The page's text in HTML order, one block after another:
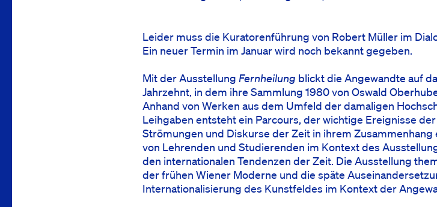
Leider muss die Kuratorenführung von Robert Müller im
Ein neuer Termin im Januar wird noch bekannt gegeben.
Mit der Ausstellung Fernheilung blickt die Angewandte auf
Jahrzehnt, in dem ihre Sammlung 1980 von Oswald
Anhand von Werken aus dem Umfeld der damaligen
Leihgaben entsteht ein Parcours, der wichtige Ereignisse
Strömungen und Diskurse der Zeit in ihrem
von Lehrenden und Studierenden im Kontext des
den internationalen Tendenzen der Zeit. Die Ausstellung
der frühen Wiener Moderne und die späte
Internationalisierung des Kunstfeldes im Kontext der